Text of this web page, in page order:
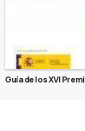
Guía de los XVI